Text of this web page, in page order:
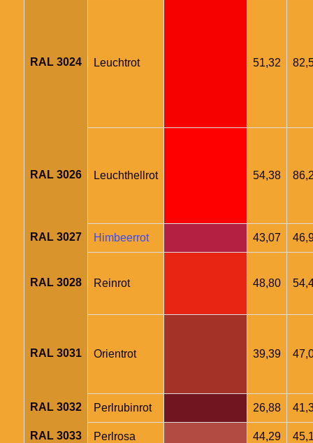
RAL 3024 Leuchtrot 51,32
RAL 3026 Leuchthellrot 54,38
RAL 3027 Himbeerrot 43,07
RAL 3028 Reinrot 48,80
RAL 3031 Orientrot 39,39
RAL 3032 Perlrubinrot 26,88
RAL 3033 Perlrosa 44,29